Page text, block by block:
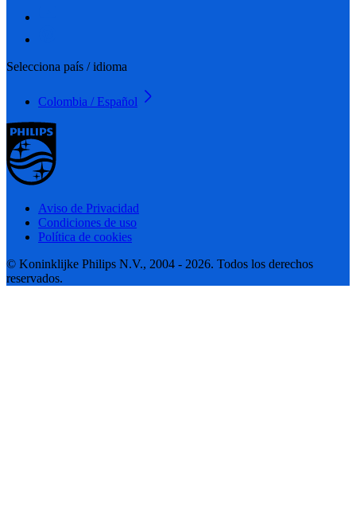
Selecciona país / idioma
Colombia / Español
Aviso de Privacidad
Condiciones de uso
Política de cookies
© Koninklijke Philips N.V., 2004 - 2026. Todos los derechos
reservados.